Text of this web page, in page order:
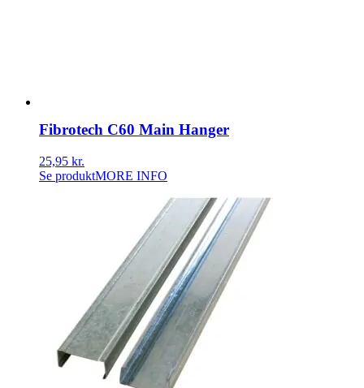
Fibrotech C60 Main Hanger
25,95 kr.
Se produktMORE INFO